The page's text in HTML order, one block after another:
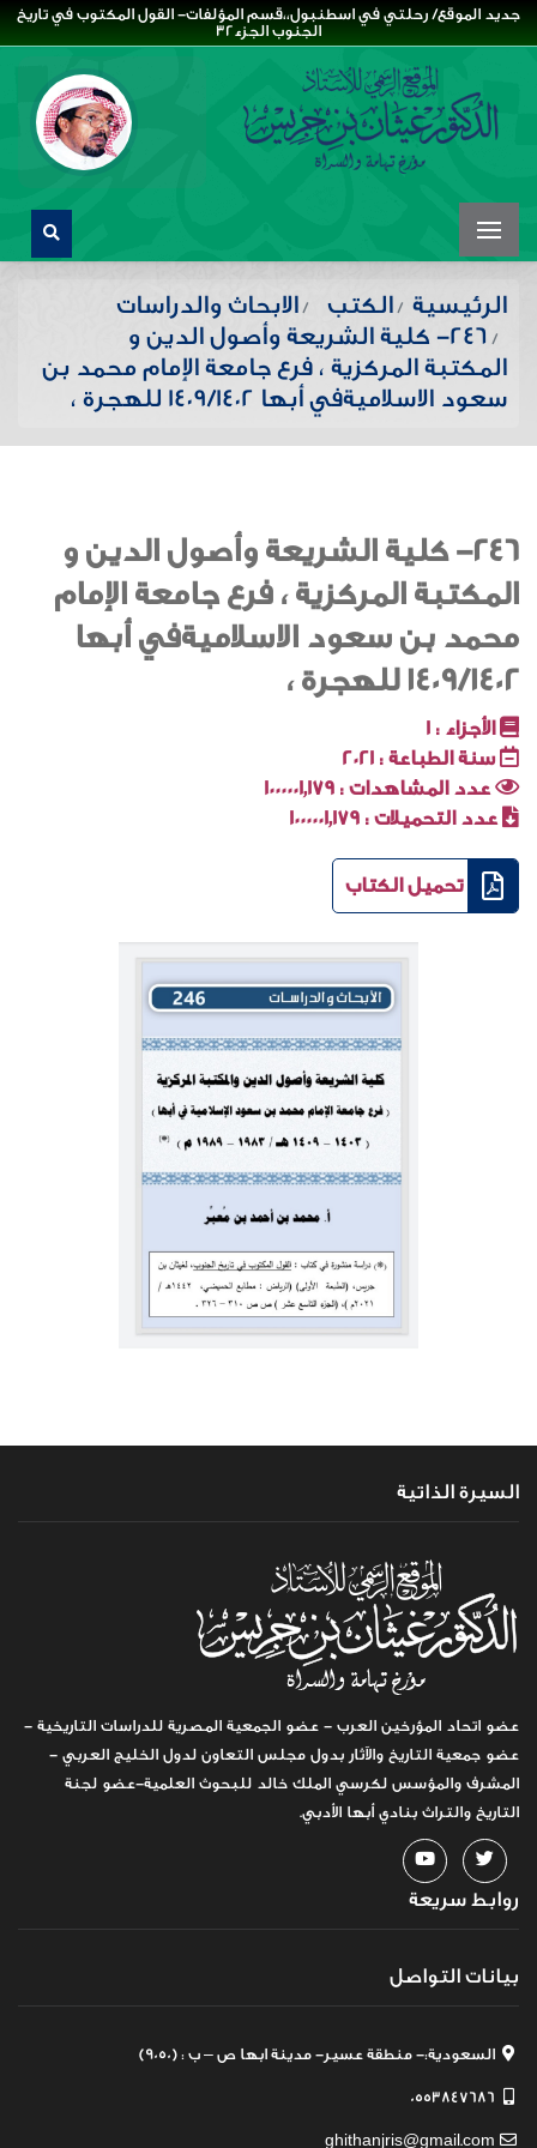
جديد الموقع/ رحلتي في اسطنبول،،قسم المؤلفات- القول المكتوب في تاريخ
الجنوب الجزء32
الرئيسية الكتب
الابحاث والدراسات
246- كلية الشريعة وأصول الدين و
المكتبة المركزية ، فرع جامعة الإمام محمد بن
سعود الاسلاميةفي أبها 1409/1402 للهجرة ،
246- كلية الشريعة وأصول الدين و
المكتبة المركزية ، فرع جامعة الإمام
محمد بن سعود الاسلاميةفي أبها
1409/1402 للهجرة ،
الأجزاء : 1
سنة الطباعة : 2021
عدد المشاهدات : 1000001٬179
عدد التحميلات : 1000001٬179
تحميل الكتاب
السيرة الذاتية
عضو اتحاد المؤرخين العرب - عضو الجمعية المصرية للدراسات التاريخية -
عضو جمعية التاريخ والآثار بدول مجلس التعاون لدول الخليج العربي -
المشرف والمؤسس لكرسي الملك خالد للبحوث العلمية-عضو لجنة
التاريخ والتراث بنادي أبها الأدبي.
روابط سريعة
بيانات التواصل
السعودية:- منطقة عسير- مدينة ابها ص – ب : (9050)
0553847686
ghithanjris@gmail.com